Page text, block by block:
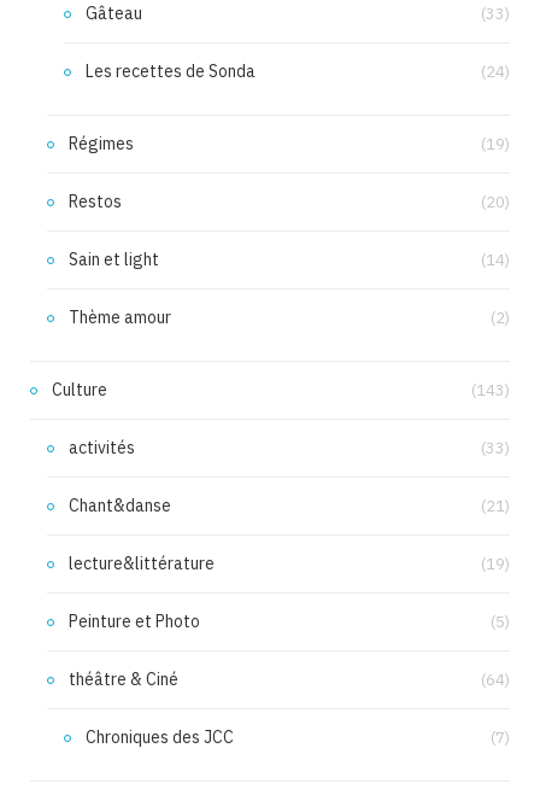
Gâteau (33)
Les recettes de Sonda (24)
Régimes (19)
Restos (20)
Sain et light (14)
Thème amour (2)
Culture (143)
activités (33)
Chant&danse (21)
lecture&littérature (19)
Peinture et Photo (5)
théâtre & Ciné (64)
Chroniques des JCC (7)